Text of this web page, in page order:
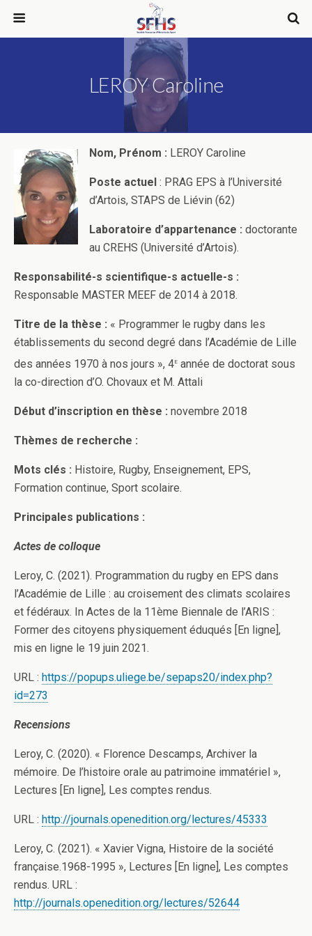
LEROY Caroline
Nom, Prénom : LEROY Caroline
Poste actuel : PRAG EPS à l’Université
d’Artois, STAPS de Liévin (62)
Laboratoire d’appartenance : doctorante
au CREHS (Université d’Artois).
Responsabilité-s scientifique-s actuelle-s :
Responsable MASTER MEEF de 2014 à 2018.
Titre de la thèse : « Programmer le rugby dans les
établissements du second degré dans l’Académie de Lille
des années 1970 à nos jours », 4e année de doctorat sous
la co-direction d’O. Chovaux et M. Attali
Début d’inscription en thèse : novembre 2018
Thèmes de recherche :
Mots clés : Histoire, Rugby, Enseignement, EPS,
Formation continue, Sport scolaire.
Principales publications :
Actes de colloque
Leroy, C. (2021). Programmation du rugby en EPS dans
l’Académie de Lille : au croisement des climats scolaires
et fédéraux. In Actes de la 11ème Biennale de l’ARIS :
Former des citoyens physiquement éduqués [En ligne],
mis en ligne le 19 juin 2021.
URL : https://popups.uliege.be/sepaps20/index.php?
id=273
Recensions
Leroy, C. (2020). « Florence Descamps, Archiver la
mémoire. De l’histoire orale au patrimoine immatériel »,
Lectures [En ligne], Les comptes rendus.
URL : http://journals.openedition.org/lectures/45333
Leroy, C. (2021). « Xavier Vigna, Histoire de la société
française.1968-1995 », Lectures [En ligne], Les comptes
rendus. URL :
http://journals.openedition.org/lectures/52644